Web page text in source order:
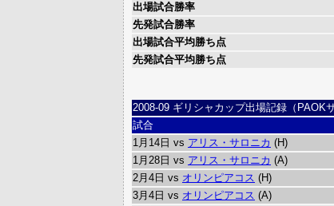
出場試合勝率
先発試合勝率
出場試合平均勝ち点
先発試合平均勝ち点
2008-09 ギリシャカップ出場記録（PAOK
試合
1月14日 vs アリス・サロニカ (H)
1月28日 vs アリス・サロニカ (A)
2月4日 vs オリンピアコス (H)
3月4日 vs オリンピアコス (A)